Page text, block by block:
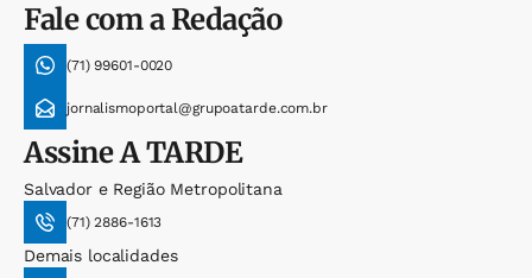
Fale com a Redação
(71) 99601-0020
jornalismoportal@grupoatarde.com.br
AssineA TARDE
Salvador e Região Metropolitana
(71) 2886-1613
Demais localidades